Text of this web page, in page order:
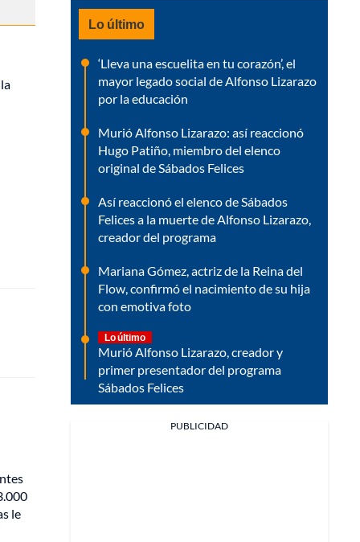
le
Lo último
‘Lleva una escuelita en tu corazón’, el
mayor legado social de Alfonso Lizarazo
por la educación
Murió Alfonso Lizarazo: así reaccionó
Hugo Patiño, miembro del elenco
original de Sábados Felices
Así reaccionó el elenco de Sábados
Felices a la muerte de Alfonso Lizarazo,
creador del programa
Mariana Gómez, actriz de la Reina del
Flow, confirmó el nacimiento de su hija
con emotiva foto
Lo último
Murió Alfonso Lizarazo, creador y
primer presentador del programa
Sábados Felices
PUBLICIDAD